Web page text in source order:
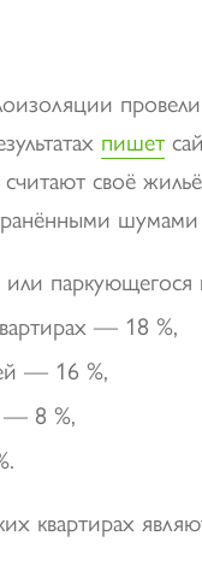
пишет
своё
шумами
паркующегося
— 18 %,
— 16 %,
— 8 %,
квартирах